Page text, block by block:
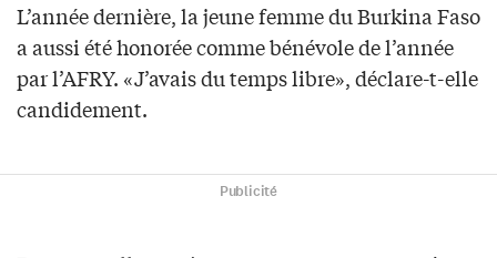
L’année dernière, la jeune femme du Burkina Faso
a aussi été honorée comme bénévole de l’année
par l’AFRY. «J’avais du temps libre», déclare-t-elle
candidement.
Publicité